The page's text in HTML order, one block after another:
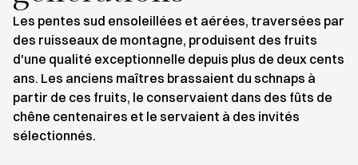
Les pentes sud ensoleillées et aérées, traversées par
des ruisseaux de montagne, produisent des fruits
d'une qualité exceptionnelle depuis plus de deux cents
ans. Les anciens maîtres brassaient du schnaps à
partir de ces fruits, le conservaient dans des fûts de
chêne centenaires et le servaient à des invités
sélectionnés.